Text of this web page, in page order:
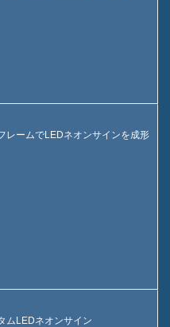
レームでLEDネオンサインを成形
ムLEDネオンサイン